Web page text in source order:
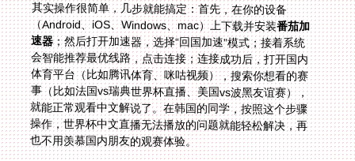
其实操作很简单，几步就能搞定：首先，在你的设备
（Android、iOS、Windows、mac）上下载并安装番茄加
速器；然后打开加速器，选择“回国加速”模式；接着系统
会智能推荐最优线路，点击连接；连接成功后，打开国内
体育平台（比如腾讯体育、咪咕视频），搜索你想看的赛
事（比如法国vs瑞典世界杯直播、美国vs波黑友谊赛），
就能正常观看中文解说了。在韩国的同学，按照这个步骤
操作，世界杯中文直播无法播放的问题就能轻松解决，再
也不用羡慕国内朋友的观赛体验。